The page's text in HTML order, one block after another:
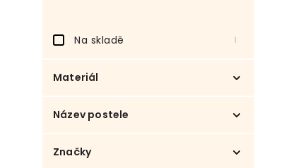
Na skladě 1
Značky
Materiál
Dub cink
Název postele
Florencia